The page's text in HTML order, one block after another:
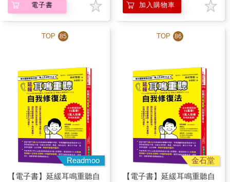
電子書 加入購物車
TOP 85
Readmoo
【電子書】延緩耳鳴重聽自
TOP 86
金石堂
【電子書】延緩耳鳴重聽自